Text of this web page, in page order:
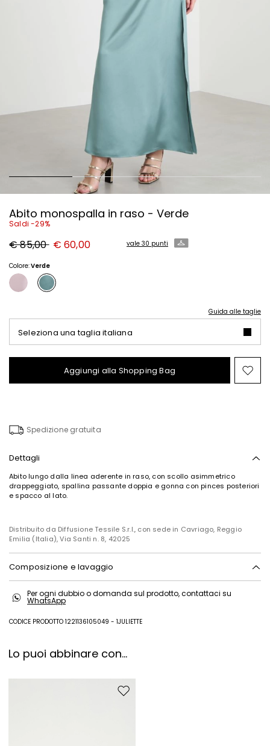
Abito monospalla in raso - Verde
Saldi -29%
Prezzo
originale
85,00
€ 85,00 Nuovo
prezzo
€ 60,00 vale 30 punti
Colore:Verde
Guida alle taglie
Seleziona una taglia italiana
Aggiungi alla Shopping Bag
Spedizione gratuita
Dettagli
Abito lungo dalla linea aderente in raso, con scollo asimmetrico
drappeggiato, spallina passante doppia e gonna con pinces posteriori
e spacco al lato.
Distribuito da Diffusione Tessile S.r.l., con sede in Cavriago, Reggio
Emilia (Italia), Via Santi n. 8, 42025
Composizione e lavaggio
non asciugare in tamburo; asciugare appeso in ombra; ferro tiepido
max 120 gradi c; lavare a secco delicato con percloroetilene.
100% poliestere.
Per ogni dubbio o domanda sul prodotto, contattaci su
WhatsApp
CODICE PRODOTTO 1221136105049 - 1JULIETTE
Lo puoi abbinare con...
Sposta nella wishlist